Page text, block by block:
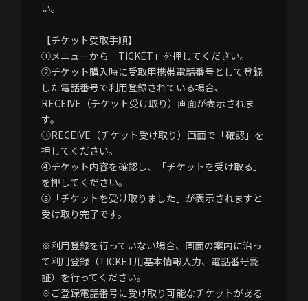
い。
【チケット受取手順】
①メニューから「TICKET」を押してください。
②チケット購入時に受取用携帯電話番号として登録
した電話番号で利用登録されている場合、
RECEIVE（チケット受け取り）画面が表示されま
す。
③RECEIVE（チケット受け取り）画面で「確認」を
押してください。
④チケット内容を確認し、「チケットを受け取る」
を押してください。
⑤「チケットを受け取りました」が表示されますと
受け取り完了です。
※利用登録を行っていない場合、画面の案内に沿っ
て利用登録（TICKET用基本情報入力、電話番号認
証）を行ってください。
※ご登録電話番号に受け取り可能なチケットがある